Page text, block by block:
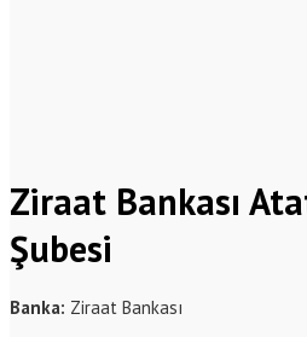
Ziraat Bankası
Şubesi
Banka: Ziraat Bankası